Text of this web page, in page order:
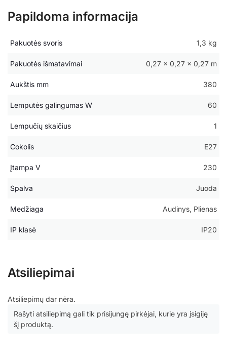
Papildoma informacija
Pakuotės svoris 1,3 kg
Pakuotės išmatavimai 0,27 × 0,27 × 0,27 m
Aukštis mm 380
Lemputės galingumas W 60
Lempučių skaičius 1
Cokolis E27
Įtampa V 230
Spalva Juoda
Medžiaga Audinys, Plienas
IP klasė IP20
Atsiliepimai
Atsiliepimų dar nėra.
Rašyti atsiliepimą gali tik prisijungę pirkėjai, kurie yra įsigiję
šį produktą.